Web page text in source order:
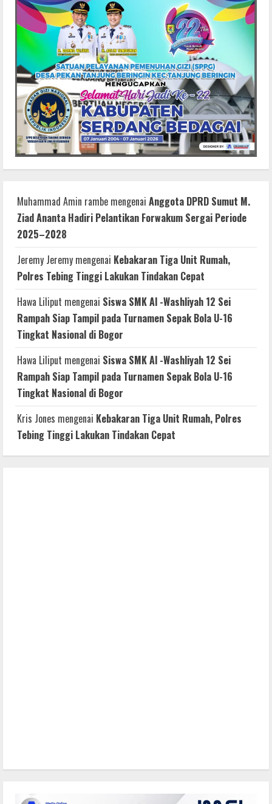
Muhammad Amin rambe mengenai Anggota DPRD Sumut M.
Ziad Ananta Hadiri Pelantikan Forwakum Sergai Periode
2025–2028
Jeremy Jeremy mengenai Kebakaran Tiga Unit Rumah,
Polres Tebing Tinggi Lakukan Tindakan Cepat
Hawa Liliput mengenai Siswa SMK Al -Washliyah 12 Sei
Rampah Siap Tampil pada Turnamen Sepak Bola U-16
Tingkat Nasional di Bogor
Hawa Liliput mengenai Siswa SMK Al -Washliyah 12 Sei
Rampah Siap Tampil pada Turnamen Sepak Bola U-16
Tingkat Nasional di Bogor
Kris Jones mengenai Kebakaran Tiga Unit Rumah, Polres
Tebing Tinggi Lakukan Tindakan Cepat